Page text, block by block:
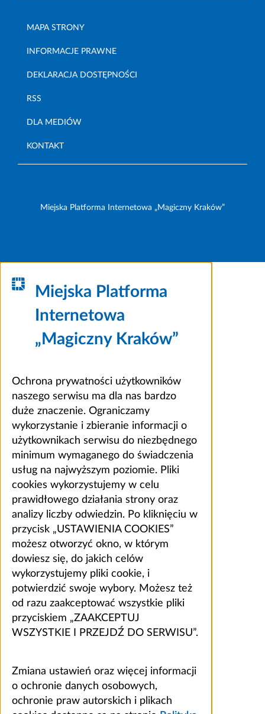
MAPA STRONY
INFORMACJE PRAWNE
DEKLARACJA DOSTĘPNOŚCI
RSS
DLA MEDIÓW
KONTAKT
Miejska Platforma Internetowa „Magiczny Kraków”
Miejska Platforma
Internetowa
„Magiczny Kraków”
Ochrona prywatności użytkowników
naszego serwisu ma dla nas bardzo
duże znaczenie. Ograniczamy
wykorzystanie i zbieranie informacji o
użytkownikach serwisu do niezbędnego
minimum wymaganego do świadczenia
usług na najwyższym poziomie. Pliki
cookies wykorzystujemy w celu
prawidłowego działania strony oraz
analizy liczby odwiedzin. Po kliknięciu w
przycisk „USTAWIENIA COOKIES”
możesz otworzyć okno, w którym
dowiesz się, do jakich celów
wykorzystujemy pliki cookie, i
potwierdzić swoje wybory. Możesz też
od razu zaakceptować wszystkie pliki
przyciskiem „ZAAKCEPTUJ
WSZYSTKIE I PRZEJDŹ DO SERWISU”.
Zmiana ustawień oraz więcej informacji
o ochronie danych osobowych,
ochronie praw autorskich i plikach